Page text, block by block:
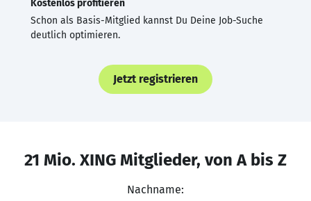
Kostenlos profitieren
Schon als Basis-Mitglied kannst Du Deine Job-Suche
deutlich optimieren.
Jetzt registrieren
21 Mio. XING Mitglieder, von A bis Z
Nachname: